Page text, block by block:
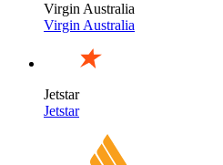
Virgin Australia
Virgin Australia
Jetstar
Jetstar